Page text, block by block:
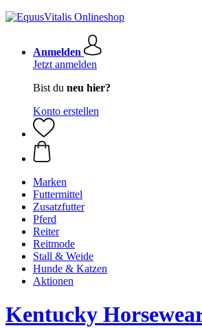
Anmelden
Jetzt anmelden
Bist du neu hier?
Konto erstellen
Marken
Futtermittel
Zusatzfutter
Pferd
Reiter
Reitmode
Stall & Weide
Hunde & Katzen
Aktionen
Kentucky